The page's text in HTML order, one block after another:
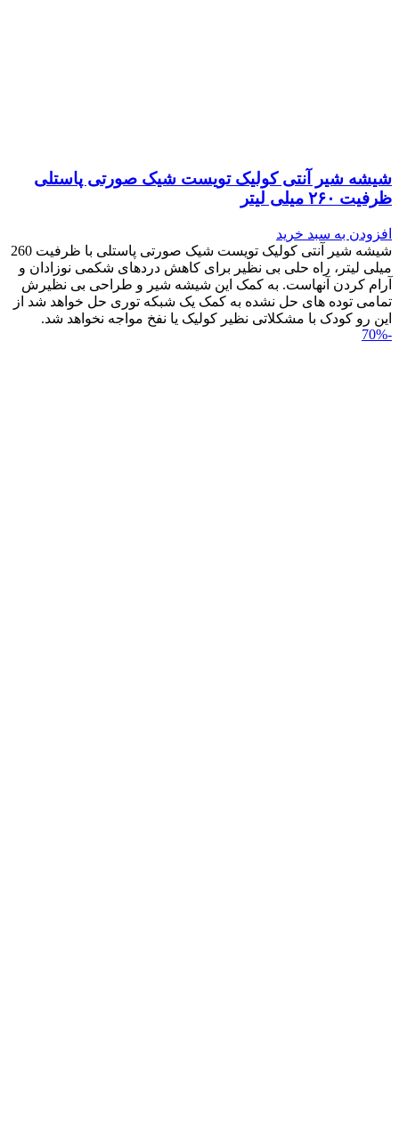
شیشه شیر آنتی کولیک تویست شیک صورتی پاستلی
ظرفیت ۲۶۰ میلی لیتر
افزودن به سبد خرید
شیشه شیر آنتی کولیک تویست شیک صورتی پاستلی با ظرفیت 260
میلی لیتر، راه حلی بی نظیر برای کاهش دردهای شکمی نوزادان و
آرام کردن آنهاست. به کمک این شیشه شیر و طراحی بی نظیرش
تمامی توده های حل نشده به کمک یک شبکه توری حل خواهد شد از
این رو کودک با مشکلاتی نظیر کولیک یا نفخ مواجه نخواهد شد.
-70%